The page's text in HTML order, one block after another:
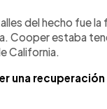
del hecho fue la
Cooper estaba
California.
una